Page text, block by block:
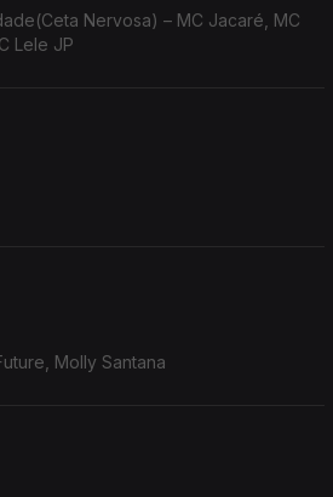
Nervosa) – MC Jacaré, MC
Lele JP
Molly Santana